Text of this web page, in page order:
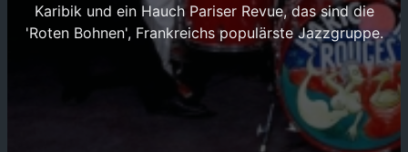
Karibik und ein Hauch Pariser Revue, das sind die
'Roten Bohnen', Frankreichs populärste Jazzgruppe.